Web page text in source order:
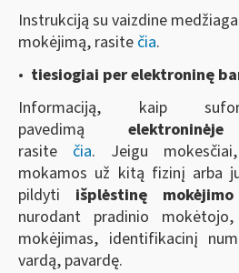
Instrukciją su vaizdine
mokėjimą, rasite čia.
• tiesiogiai per elektroninę
Informaciją, kaip
pavedimą
rasite čia. Jeigu
mokamos už kitą fizinį arba
pildyti išplėstinę
nurodant pradinio
mokėjimas, identifikacinį
vardą, pavardę.